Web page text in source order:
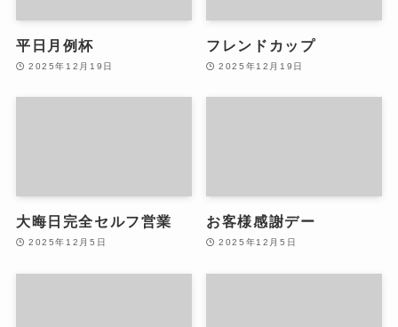
平日月例杯
2025年12月19日
フレンドカップ
2025年12月19日
大晦日完全セルフ営業
2025年12月5日
お客様感謝デー
2025年12月5日